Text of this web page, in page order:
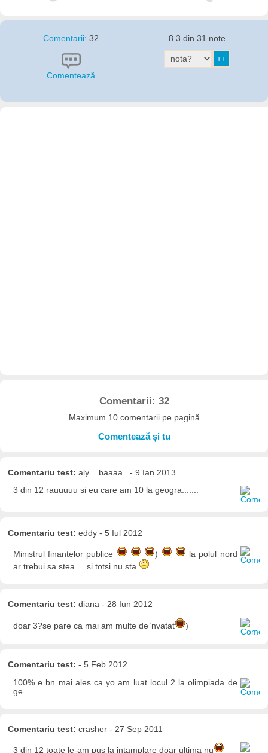
Comentarii:32
Comentează
8.3 din 31 note
Comentarii: 32
Maximum 10 comentarii pe pagină
Comentează și tu
Comentariu test: aly ...baaaa.. - 9 Ian 2013
3 din 12 rauuuuu si eu care am 10 la geogra.......
Comentariu test: eddy - 5 Iul 2012
Ministrul finantelor publice )
la polul nord
ar trebui sa stea ... si totsi nu sta
Comentariu test: diana - 28 Iun 2012
doar 3?se pare ca mai am multe de`nvatat )
Comentariu test: - 5 Feb 2012
100% e bn mai ales ca yo am luat locul 2 la olimpiada de
ge
Comentariu test: crasher - 27 Sep 2011
3 din 12 toate le-am pus la intamplare doar ultima nu